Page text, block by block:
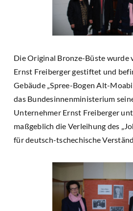
Die Original Bronze-Büste wurde
Ernst Freiberger gestiftet und
Gebäude „Spree-Bogen Alt-
das Bundesinnenministerium
Unternehmer Ernst Freiberger
maßgeblich die Verleihung des
für deutsch-tschechische